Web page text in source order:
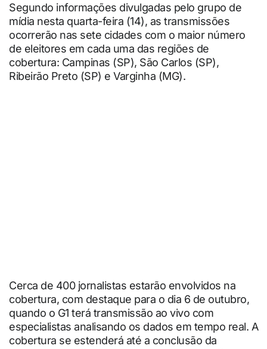
Segundo informações divulgadas pelo grupo de
mídia nesta quarta-feira (14), as transmissões
ocorrerão nas sete cidades com o maior número
de eleitores em cada uma das regiões de
cobertura: Campinas (SP), São Carlos (SP),
Ribeirão Preto (SP) e Varginha (MG).
Cerca de 400 jornalistas estarão envolvidos na
cobertura, com destaque para o dia 6 de outubro,
quando o G1 terá transmissão ao vivo com
especialistas analisando os dados em tempo real. A
cobertura se estenderá até a conclusão da